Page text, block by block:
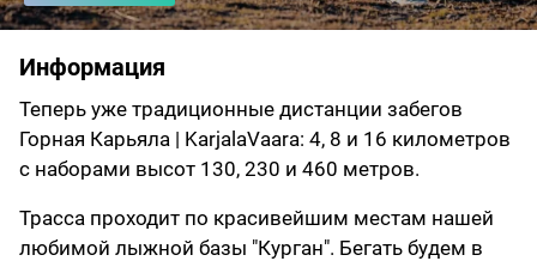
Информация
Теперь уже традиционные дистанции забегов
Горная Карьяла | KarjalaVaara: 4, 8 и 16 километров
с наборами высот 130, 230 и 460 метров.
Трасса проходит по красивейшим местам нашей
любимой лыжной базы "Курган". Бегать будем в